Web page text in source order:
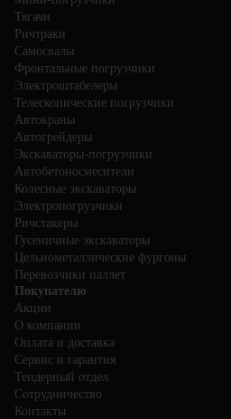
Тягачи
Ричтраки
Самосвалы
Фронтальные погрузчики
Электроштабелеры
Телескопические погрузчики
Автокраны
Автогрейдеры
Экскаваторы-погрузчики
Автобетоносмесители
Колесные экскаваторы
Электропогрузчики
Ричстакеры
Гусеничные экскаваторы
Цельнометаллические фургоны
Перевозчики паллет
Покупателю
Акции
О компании
Оплата и доставка
Сервис и гарантия
Тендерный отдел
Сотрудничество
Контакты